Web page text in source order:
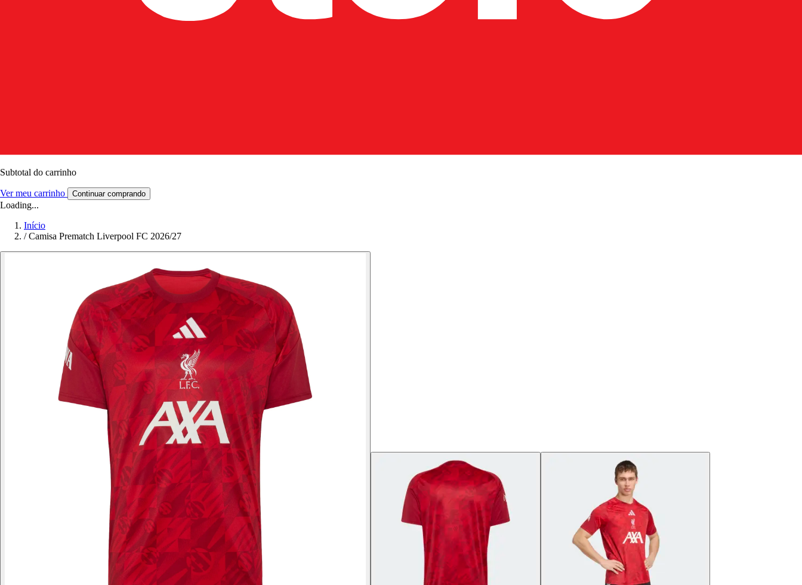
Subtotal do carrinho
Ver meu carrinho Continuar comprando
Loading...
Início
/ Camisa Prematch Liverpool FC 2026/27